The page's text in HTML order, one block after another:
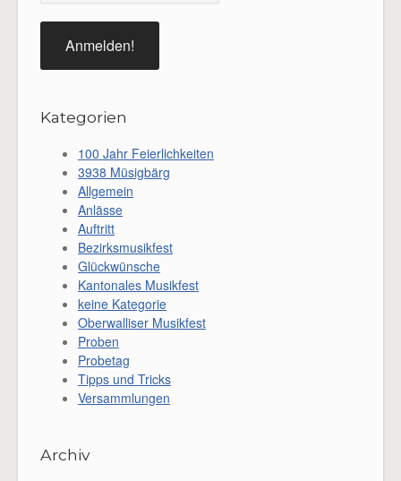
Kategorien
100 Jahr Feierlichkeiten
3938 Müsigbärg
Allgemein
Anlässe
Auftritt
Bezirksmusikfest
Glückwünsche
Kantonales Musikfest
keine Kategorie
Oberwalliser Musikfest
Proben
Probetag
Tipps und Tricks
Versammlungen
Archiv